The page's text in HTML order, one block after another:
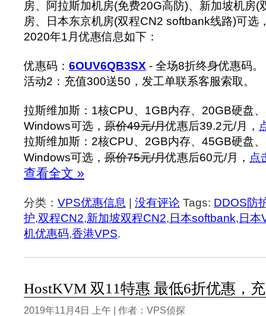
房、阿拉斯加机房(免费20G高防)、新加坡机房(
房、日本东京机房(双程CN2 softbank线路)可选
2020年1月优惠信息如下：
优惠码： 6OUV6QB3SX - 全场8折终身优惠码。
活动2：充值300送50，发工单联系客服索取。
拉斯维加斯：1核CPU、1GB内存、20GB硬盘
Windows可选， 原价49元/月优惠后39.2元/月，
拉斯维加斯：2核CPU、2GB内存、45GB硬盘
Windows可选， 原价75元/月优惠后60元/月， 点
查看全文 »
分类： VPS优惠信息 | 没有评论 Tags: DDOS防
护,双程CN2,新加坡双程CN2,日本softbank,日本
机优惠码,香港VPS.
HostKVM 双11特惠 最低6折优惠，
2019年11月4日 上午 | 作者：VPS侦探